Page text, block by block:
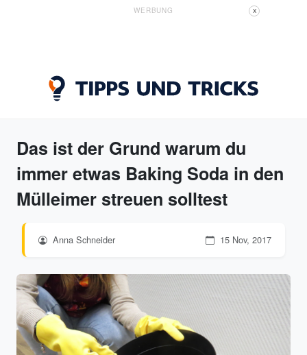
WERBUNG X
Das ist der Grund warum du
immer etwas Baking Soda in den
Mülleimer streuen solltest
Anna Schneider 15 Nov, 2017